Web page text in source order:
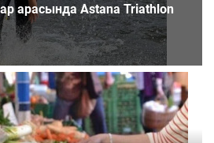
арасында Astana Triathlon